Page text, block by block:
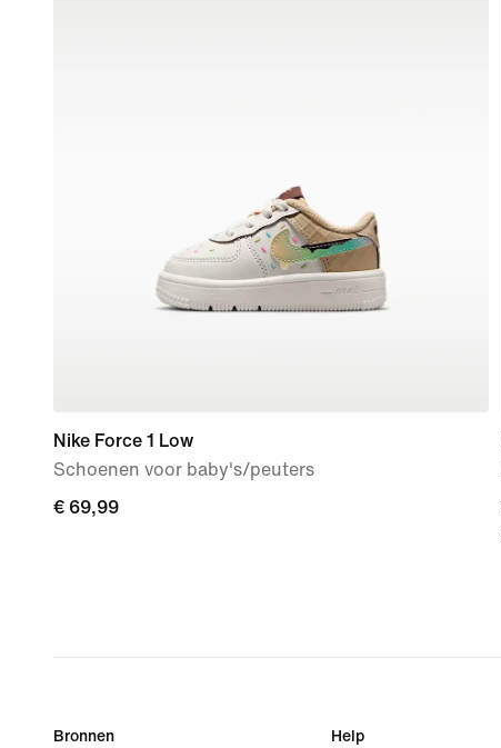
Nike Force 1 Low
Schoenen voor baby's/peuters
€ 69,99
€ 69,99
Bronnen Help